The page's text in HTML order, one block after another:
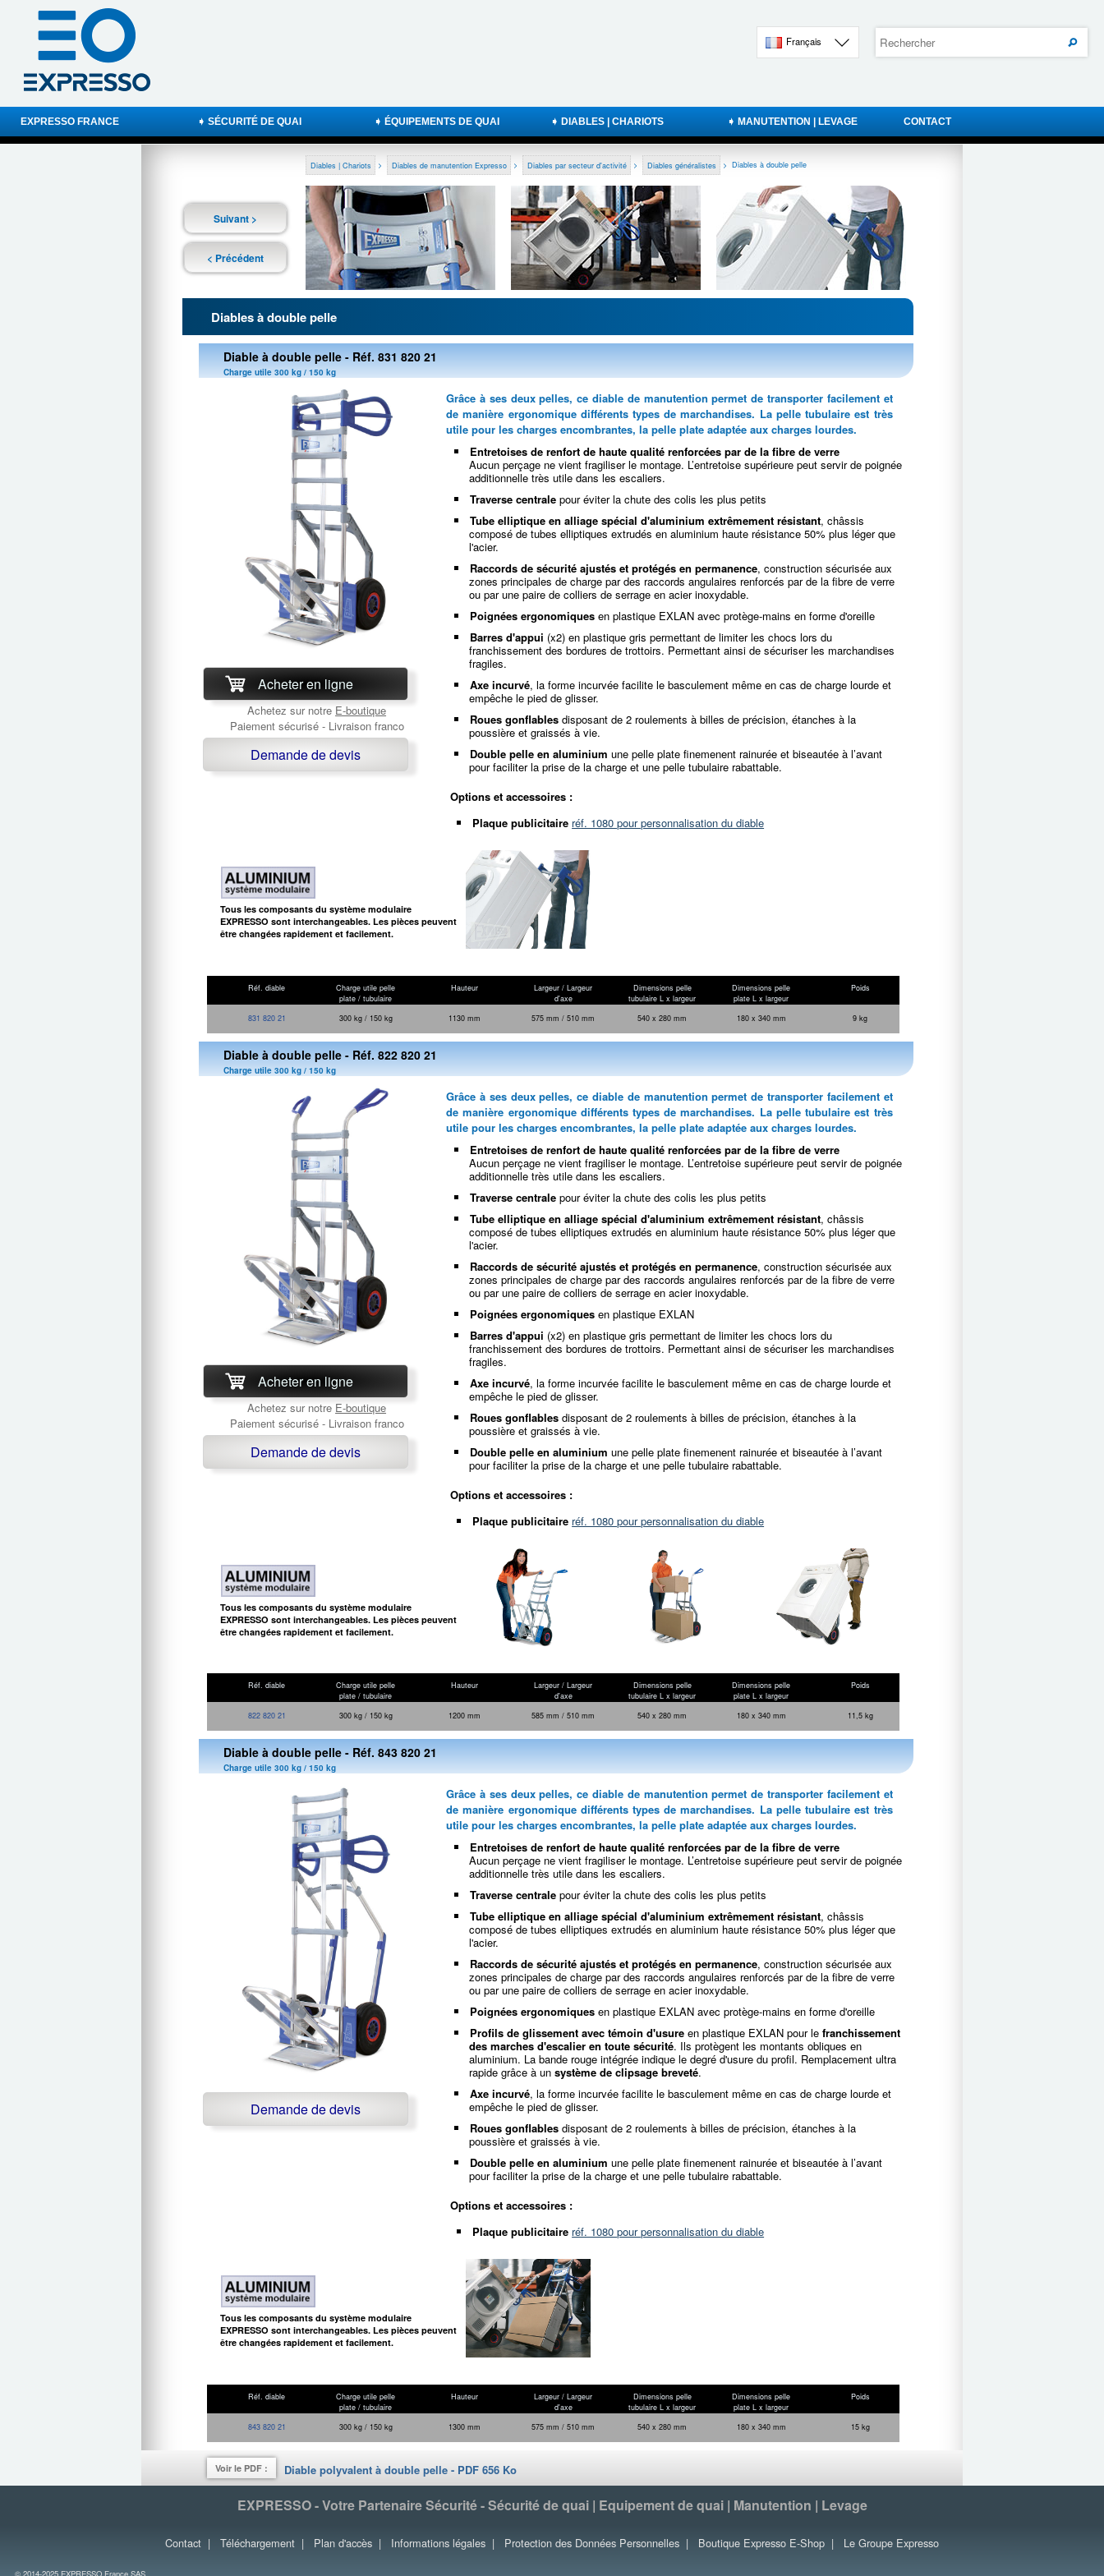
Français
EXPRESSO FRANCE ➧ SÉCURITÉ DE QUAI ➧ ÉQUIPEMENTS DE QUAI ➧ DIABLES | CHARIOTS ➧ MANUTENTION | LEVAGE CONTACT
Suivant >
< Précédent
Diables | Chariots > Diables de manutention Expresso > Diables par secteur d'activité > Diables généralistes > Diables à double pelle
Diables à double pelle
Diable à double pelle - Réf. 831 820 21
Charge utile 300 kg / 150 kg
Acheter en ligne
Achetez sur notre E-boutique
Paiement sécurisé - Livraison franco
Demande de devis
Grâce à ses deux pelles, ce diable de manutention permet de transporter facilement et
de manière ergonomique différents types de marchandises. La pelle tubulaire est très
utile pour les charges encombrantes, la pelle plate adaptée aux charges lourdes.
Entretoises de renfort de haute qualité renforcées par de la fibre de verre
Aucun perçage ne vient fragiliser le montage. L’entretoise supérieure peut servir de poignée
additionnelle très utile dans les escaliers.
Traverse centrale pour éviter la chute des colis les plus petits
Tube elliptique en alliage spécial d'aluminium extrêmement résistant, châssis
composé de tubes elliptiques extrudés en aluminium haute résistance 50% plus léger que
l'acier.
Raccords de sécurité ajustés et protégés en permanence, construction sécurisée aux
zones principales de charge par des raccords angulaires renforcés par de la fibre de verre
ou par une paire de colliers de serrage en acier inoxydable.
Poignées ergonomiques en plastique EXLAN avec protège-mains en forme d'oreille
Barres d'appui (x2) en plastique gris permettant de limiter les chocs lors du
franchissement des bordures de trottoirs. Permettant ainsi de sécuriser les marchandises
fragiles.
Axe incurvé, la forme incurvée facilite le basculement même en cas de charge lourde et
empêche le pied de glisser.
Roues gonflables disposant de 2 roulements à billes de précision, étanches à la
poussière et graissés à vie.
Double pelle en aluminium une pelle plate finemenent rainurée et biseautée à l’avant
pour faciliter la prise de la charge et une pelle tubulaire rabattable.
Options et accessoires :
Plaque publicitaire réf. 1080 pour personnalisation du diable
Tous les composants du système modulaire
EXPRESSO sont interchangeables. Les pièces peuvent
être changées rapidement et facilement.
Réf. diable
831 820 21
Charge utile pelle
plate / tubulaire
300 kg / 150 kg
Hauteur
1130 mm
Largeur / Largeur
d'axe
575 mm / 510 mm
Dimensions pelle
tubulaire L x largeur
540 x 280 mm
Dimensions pelle
plate L x largeur
180 x 340 mm
Poids
9 kg
Diable à double pelle - Réf. 822 820 21
Charge utile 300 kg / 150 kg
Acheter en ligne
Achetez sur notre E-boutique
Paiement sécurisé - Livraison franco
Demande de devis
Grâce à ses deux pelles, ce diable de manutention permet de transporter facilement et
de manière ergonomique différents types de marchandises. La pelle tubulaire est très
utile pour les charges encombrantes, la pelle plate adaptée aux charges lourdes.
Entretoises de renfort de haute qualité renforcées par de la fibre de verre
Aucun perçage ne vient fragiliser le montage. L’entretoise supérieure peut servir de poignée
additionnelle très utile dans les escaliers.
Traverse centrale pour éviter la chute des colis les plus petits
Tube elliptique en alliage spécial d'aluminium extrêmement résistant, châssis
composé de tubes elliptiques extrudés en aluminium haute résistance 50% plus léger que
l'acier.
Raccords de sécurité ajustés et protégés en permanence, construction sécurisée aux
zones principales de charge par des raccords angulaires renforcés par de la fibre de verre
ou par une paire de colliers de serrage en acier inoxydable.
Poignées ergonomiques en plastique EXLAN
Barres d'appui (x2) en plastique gris permettant de limiter les chocs lors du
franchissement des bordures de trottoirs. Permettant ainsi de sécuriser les marchandises
fragiles.
Axe incurvé, la forme incurvée facilite le basculement même en cas de charge lourde et
empêche le pied de glisser.
Roues gonflables disposant de 2 roulements à billes de précision, étanches à la
poussière et graissés à vie.
Double pelle en aluminium une pelle plate finemenent rainurée et biseautée à l’avant
pour faciliter la prise de la charge et une pelle tubulaire rabattable.
Options et accessoires :
Plaque publicitaire réf. 1080 pour personnalisation du diable
Tous les composants du système modulaire
EXPRESSO sont interchangeables. Les pièces peuvent
être changées rapidement et facilement.
Réf. diable
822 820 21
Charge utile pelle
plate / tubulaire
300 kg / 150 kg
Hauteur
1200 mm
Largeur / Largeur
d'axe
585 mm / 510 mm
Dimensions pelle
tubulaire L x largeur
540 x 280 mm
Dimensions pelle
plate L x largeur
180 x 340 mm
Poids
11,5 kg
Diable à double pelle - Réf. 843 820 21
Charge utile 300 kg / 150 kg
Demande de devis
Grâce à ses deux pelles, ce diable de manutention permet de transporter facilement et
de manière ergonomique différents types de marchandises. La pelle tubulaire est très
utile pour les charges encombrantes, la pelle plate adaptée aux charges lourdes.
Entretoises de renfort de haute qualité renforcées par de la fibre de verre
Aucun perçage ne vient fragiliser le montage. L’entretoise supérieure peut servir de poignée
additionnelle très utile dans les escaliers.
Traverse centrale pour éviter la chute des colis les plus petits
Tube elliptique en alliage spécial d'aluminium extrêmement résistant, châssis
composé de tubes elliptiques extrudés en aluminium haute résistance 50% plus léger que
l'acier.
Raccords de sécurité ajustés et protégés en permanence, construction sécurisée aux
zones principales de charge par des raccords angulaires renforcés par de la fibre de verre
ou par une paire de colliers de serrage en acier inoxydable.
Poignées ergonomiques en plastique EXLAN avec protège-mains en forme d'oreille
Profils de glissement avec témoin d'usure en plastique EXLAN pour lefranchissement
des marches d'escalier en toute sécurité. Ils protègent les montants obliques en
aluminium. La bande rouge intégrée indique le degré d'usure du profil. Remplacement ultra
rapide grâce à unsystème de clipsage breveté.
Axe incurvé, la forme incurvée facilite le basculement même en cas de charge lourde et
empêche le pied de glisser.
Roues gonflables disposant de 2 roulements à billes de précision, étanches à la
poussière et graissés à vie.
Double pelle en aluminium une pelle plate finemenent rainurée et biseautée à l’avant
pour faciliter la prise de la charge et une pelle tubulaire rabattable.
Options et accessoires :
Plaque publicitaire réf. 1080 pour personnalisation du diable
Tous les composants du système modulaire
EXPRESSO sont interchangeables. Les pièces peuvent
être changées rapidement et facilement.
Réf. diable
843 820 21
Charge utile pelle
plate / tubulaire
300 kg / 150 kg
Hauteur
1300 mm
Largeur / Largeur
d'axe
575 mm / 510 mm
Dimensions pelle
tubulaire L x largeur
540 x 280 mm
Dimensions pelle
plate L x largeur
180 x 340 mm
Poids
15 kg
Voir le PDF : Diable polyvalent à double pelle - PDF 656 Ko
EXPRESSO - Votre Partenaire Sécurité - Sécurité de quai | Equipement de quai | Manutention | Levage
Contact | Téléchargement | Plan d'accès | Informations légales | Protection des Données Personnelles | Boutique Expresso E-Shop | Le Groupe Expresso
© 2014-2025 EXPRESSO France SAS